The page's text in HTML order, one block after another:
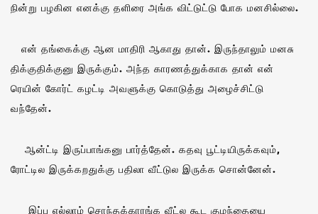
நின்று பழகின எனக்கு தளிரை அங்க விட்டுட்டு போக மனசில்லை.
என் தங்கைக்கு ஆன மாதிரி ஆகாது தான். இருந்தாலும் மனசு
திக்குதிக்குனு இருக்கும். அந்த காரணத்துக்காக தான் என்
ரெயின் கோர்ட் கழட்டி அவளுக்கு கொடுத்து அழைச்சிட்டு
வந்தேன்.
ஆன்ட்டி இருப்பாங்கனு பார்த்தேன். கதவு பூட்டியிருக்கவும்,
ரோட்டில இருக்கறதுக்கு பதிலா வீட்டுல இருக்க சொன்னேன்.
இப்ப எல்லாம் சொந்தக்காரங்க வீட்ல கூட குழந்தையை